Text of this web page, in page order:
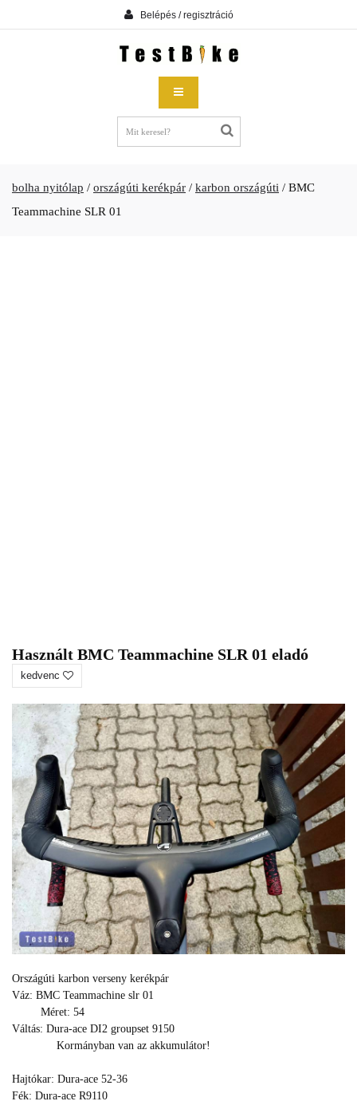
Belépés / regisztráció
bolha nyitólap / országúti kerékpár / karbon országúti / BMC
Teammachine SLR 01
Használt BMC Teammachine SLR 01 eladó
kedvenc
Országúti karbon verseny kerékpár
Váz: BMC Teammachine slr 01
Méret: 54
Váltás: Dura-ace DI2 groupset 9150
Kormányban van az akkumulátor!
Hajtókar: Dura-ace 52-36
Fék: Dura-ace R9110